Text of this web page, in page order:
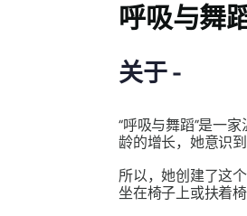
呼吸与舞
关于 -
“呼吸与舞蹈”是一
龄的增长，她意识
所以，她创建了这
坐在椅子上或扶着